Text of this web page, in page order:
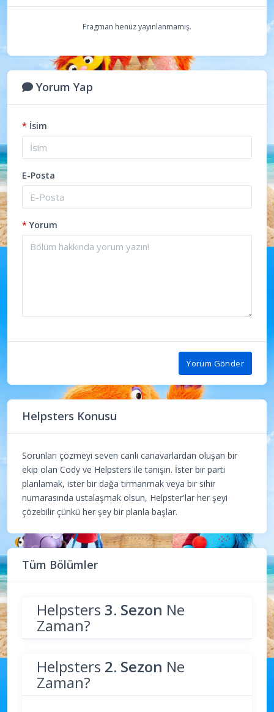
Fragman henüz yayınlanmamış.
Yorum Yap
* İsim
E-Posta
* Yorum
Yorum Gönder
Helpsters Konusu
Sorunları çözmeyi seven canlı canavarlardan oluşan bir
ekip olan Cody ve Helpsters ile tanışın. İster bir parti
planlamak, ister bir dağa tırmanmak veya bir sihir
numarasında ustalaşmak olsun, Helpster'lar her şeyi
çözebilir çünkü her şey bir planla başlar.
Tüm Bölümler
Helpsters 3. Sezon Ne
Zaman?
Helpsters 2. Sezon Ne
Zaman?